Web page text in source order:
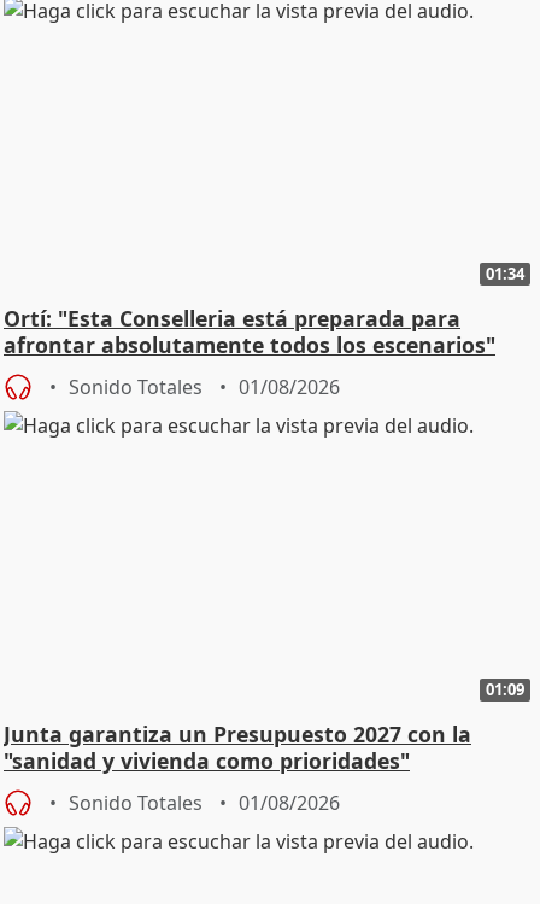
01:34
Ortí: "Esta Conselleria está preparada para
afrontar absolutamente todos los escenarios"
Sonido Totales 01/08/2026
01:09
Junta garantiza un Presupuesto 2027 con la
"sanidad y vivienda como prioridades"
Sonido Totales 01/08/2026